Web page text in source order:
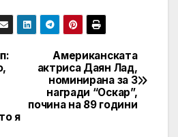
Американската
актриса Даян Лад,
номинирана за 3
награди “Оскар”,
почина на 89 години
я